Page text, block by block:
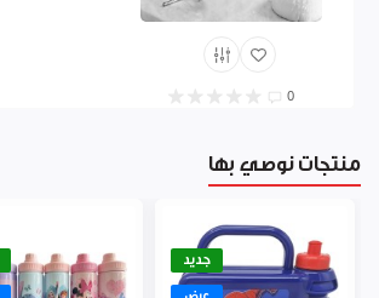
0
منتجات نوصي بها
جديد